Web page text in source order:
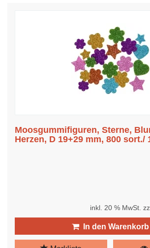
Moosgummifiguren, Sterne,
Herzen, D 19+29 mm, 800 sort./
inkl. 20 % MwSt.
In den Warenkorb